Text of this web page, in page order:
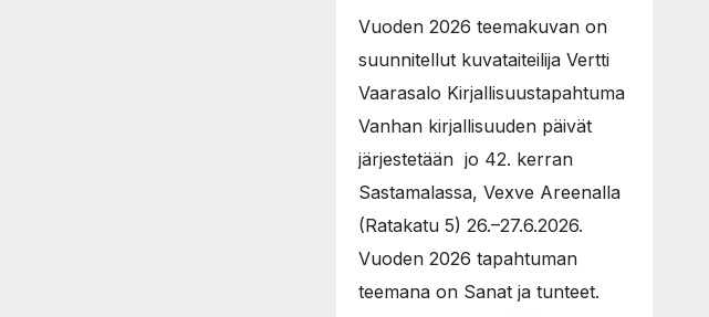
Vuoden 2026 teemakuvan on
suunnitellut kuvataiteilija Vertti
Vaarasalo Kirjallisuustapahtuma
Vanhan kirjallisuuden päivät
järjestetään jo 42. kerran
Sastamalassa, Vexve Areenalla
(Ratakatu 5) 26.–27.6.2026.
Vuoden 2026 tapahtuman
teemana on Sanat ja tunteet.